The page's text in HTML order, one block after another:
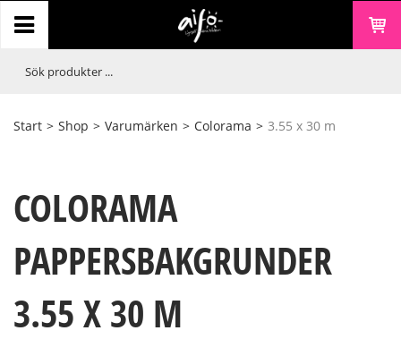
Start > Shop > Varumärken > Colorama > 3.55 x 30 m
COLORAMA
PAPPERSBAKGRUNDER
3.55 X 30 M